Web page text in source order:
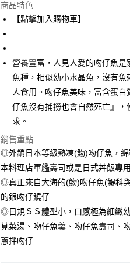
3 期 0 利率 每期
國泰世華商業銀行
臺灣中小企業銀行
匯豐（台灣）商業銀行
聯邦商業銀行
元大商業銀行
台新國際商業銀行
台灣樂天信用卡公司
華南商業銀行
上海商業儲蓄銀行
臺灣中小企業銀行
匯豐（台灣）商業銀行
聯邦商業銀行
元大商業銀行
台新國際商業銀行
台灣樂天信用卡公司
LINE Pay
Apple Pay
悠遊付
ATM付款
貨到付款
運送方式
冷凍7-11取貨(快速到店，到貨後4
每筆NT$150，滿NT$999(含以上)
冷凍宅配-抗凍紙箱裝(可備註改保麗
商品特色
【點擊加入購物車】
營養豐富，人見人愛的吻仔魚是
魚種，相似幼小水晶魚，沒有
人食用。吻仔魚美味，富含蛋
仔魚沒有捕撈也會自然死亡』
求。
銷售重點
◎外銷日本等級熟凍(魩)吻仔魚，
本料理店軍艦壽司或是日式丼飯專
◎真正來自大海的(魩)吻仔魚(鯷科
的銀吻仔鱙仔
◎日規ＳＳ體型小，口感極為細緻
莧菜湯、吻仔魚羹、吻仔魚壽司、
蔥拌吻仔